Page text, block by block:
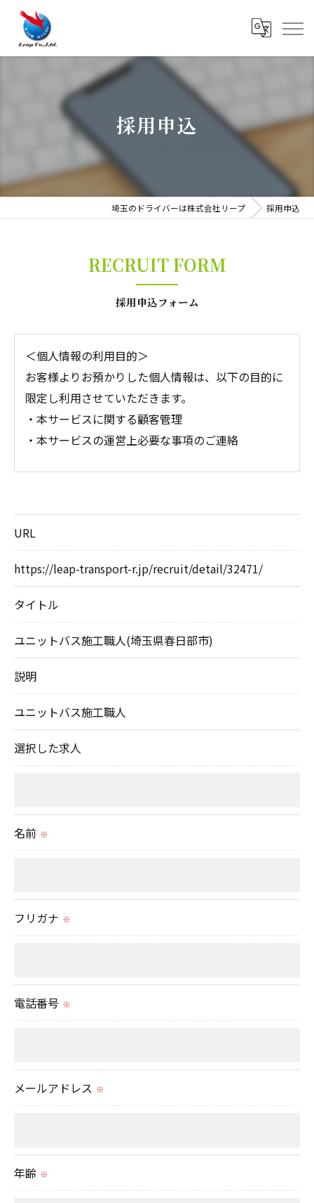
採用申込
埼玉のドライバーは株式会社リープ 採用申込
採用申込フォーム
RECRUIT FORM
＜個人情報の利用目的＞
お客様よりお預かりした個人情報は、以下の目的に
限定し利用させていただきます。
・本サービスに関する顧客管理
・本サービスの運営上必要な事項のご連絡
ません。
＜個人情報の委託について＞
個人情報を外部に委託する場合があります。
これらの委託先に対しては個人情報保護契約等の措
置をとり、適切な監督を行います。
＜個人情報の安全管理＞
当社では、個人情報の漏洩等がなされないよう、適
＜個人情報を与えなかった場合に生じる結果＞
必要な情報を頂けない場合は、それに対応した当社
＜個人情報の開示･訂正・削除･利用停止の手続につ
用停止の手続を定めさせて頂いております。
ご本人である事を確認のうえ、対応させて頂きま
きにつきましては、お電話でお問合せ下さい。
URL
https://leap-transport-r.jp/recruit/detail/32471/
タイトル
ユニットバス施工職人(埼玉県春日部市)
説明
ユニットバス施工職人
選択した求人
名前 ※
フリガナ ※
電話番号 ※
メールアドレス ※
年齢 ※